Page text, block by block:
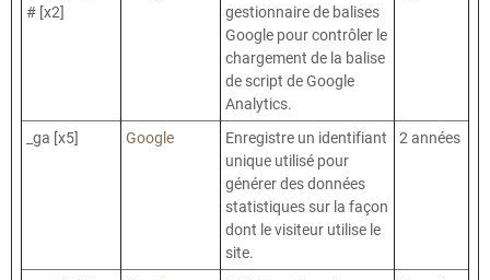
# [x2]
gestionnaire de balises
Google pour contrôler le
chargement de la balise
de script de Google
Analytics.
_ga [x5] Google
Enregistre un identifiant
unique utilisé pour
générer des données
statistiques sur la façon
dont le visiteur utilise le
site.
2 années